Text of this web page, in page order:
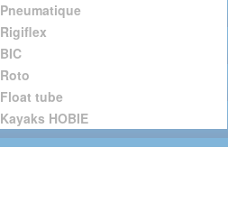
Pneumatique
Rigiflex
BIC
Roto
Float tube
Kayaks HOBIE